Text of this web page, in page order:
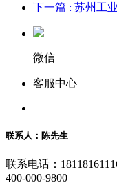
下一篇 : 苏州工
微信
客服中心
联系人：陈先生
联系电话：
400-000-9800